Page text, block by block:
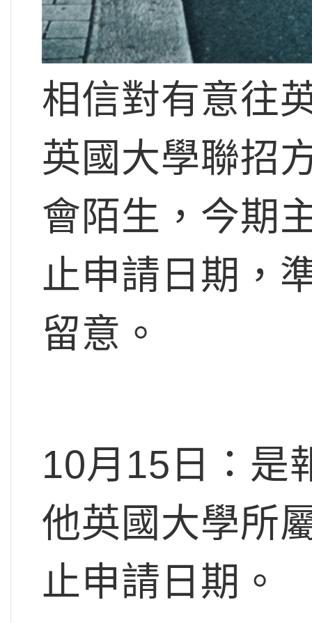
相信對有意往
英國大學聯招
會陌生，今期
止申請日期，
留意。
10月15日
：
他英國大學所
止申請日期。